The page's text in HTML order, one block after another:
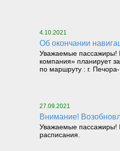
4.10.2021
Об окончании
Уважаемые пассажиры!
компания» планирует
по маршруту : г.
27.09.2021
Внимание!
Уважаемые пассажиры!
расписания.